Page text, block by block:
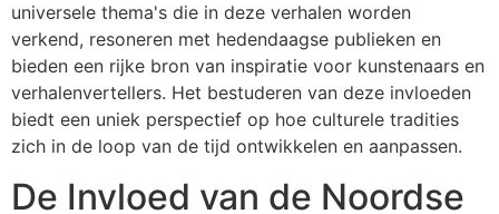
universele thema's die in deze verhalen worden
verkend, resoneren met hedendaagse publieken en
bieden een rijke bron van inspiratie voor kunstenaars en
verhalenvertellers. Het bestuderen van deze invloeden
biedt een uniek perspectief op hoe culturele tradities
zich in de loop van de tijd ontwikkelen en aanpassen.
De Invloed van de Noordse